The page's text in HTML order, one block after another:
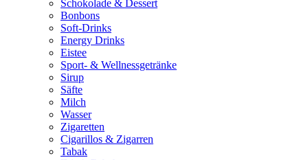
Schokolade & Dessert
Bonbons
Soft-Drinks
Energy Drinks
Eistee
Sport- & Wellnessgetränke
Sirup
Säfte
Milch
Wasser
Zigaretten
Cigarillos & Zigarren
Tabak